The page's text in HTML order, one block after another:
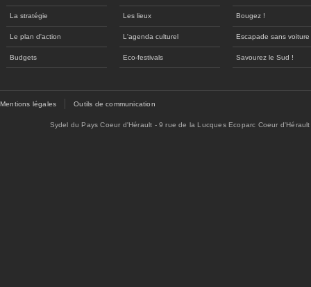
La stratégie
Le plan d'action
Budgets
Les lieux
L'agenda culturel
Eco-festivals
Bougez !
Escapade sans voiture
Savourez le Sud !
Mentions légales Outils de communication
Sydel du Pays Coeur d'Hérault - 9 rue de la Lucques Ecoparc Coeur